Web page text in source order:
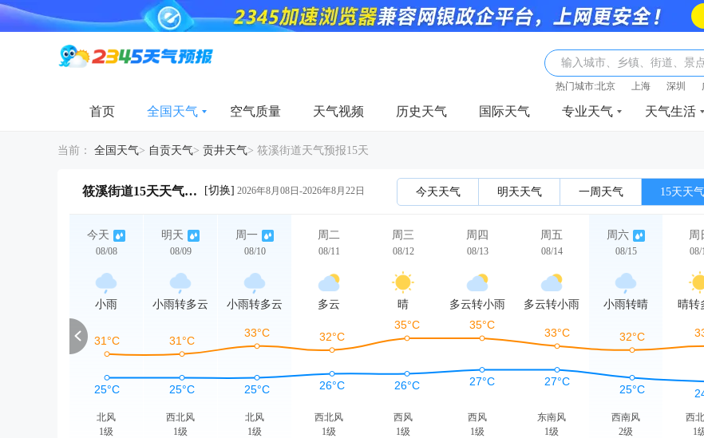
输入城市、乡镇、街道、景
热门城市:北京 上海 深圳
首页 全国天气 空气质量 天气视频 历史天气 国际天气 专业天气 天气生活
当前： 全国天气> 自贡天气> 贡井天气> 筱溪街道天气预报15天
筱溪街道15天天气详情 [切换] 2026年8月08日-2026年8月22日 今天天气 明天天气 一周天气 15天天气
今天
08/08
小雨
北风
1级
明天
08/09
小雨转多云
西北风
1级
周一
08/10
小雨转多云
北风
1级
周二
08/11
多云
西北风
1级
周三
08/12
晴
西风
1级
周四
08/13
多云转小雨
西风
1级
周五
08/14
多云转小雨
东南风
1级
周六
08/15
小雨转晴
西南风
2级
周
08/
晴转
西
1